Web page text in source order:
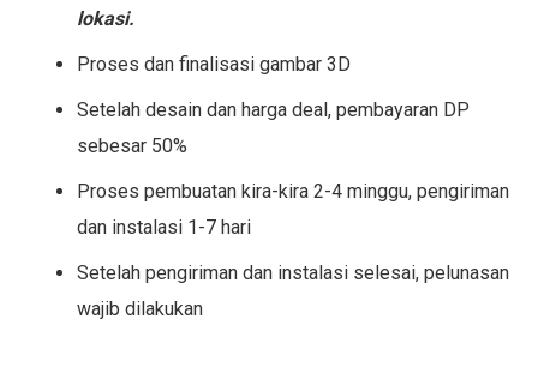
lokasi.
Proses dan finalisasi gambar 3D
Setelah desain dan harga deal, pembayaran DP
sebesar 50%
Proses pembuatan kira-kira 2-4 minggu, pengiriman
dan instalasi 1-7 hari
Setelah pengiriman dan instalasi selesai, pelunasan
wajib dilakukan